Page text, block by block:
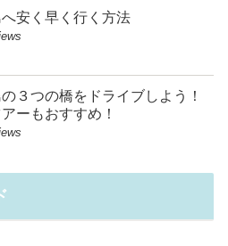
安く早く行く方法
３つの橋をドライブしよう！
ーもおすすめ！